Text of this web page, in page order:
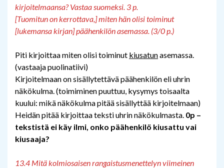
kirjoitelmaansa? Vastaa suomeksi. 3 p.
[Tuomitun on kerrottava,] miten hän olisi toiminut
[lukemansa kirjan] päähenkilön asemassa. (3/0 p.)
Piti kirjoittaa miten olisi toiminut kiusatunasemassa.
(vastaaja puolinatiivi)
Kirjoitelmaan on sisällytettävä päähenkilön eli uhrin
näkökulma. (toimiminen puuttuu, kysymys toisaalta
kuului: mikä näkökulma pitää sisällyttää kirjoitelmaan)
Heidän pitää kirjoittaa teksti uhrin näkökulmasta. 0p –
tekstistä ei käy ilmi, onko päähenkilö kiusattu vai
kiusaaja?
13.4 Mitä kolmiosaisen rangaistusmenettelyn viimeinen